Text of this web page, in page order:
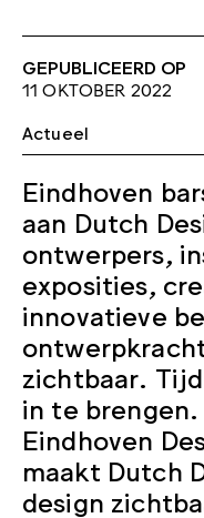
GEPUBLICEERD OP
11 OKTOBER 2022
Actueel
Eindhoven
aan Dutch
ontwerpers,
exposities,
innovatieve
zichtbaar.
in te
Eindhoven
maakt Dutch
design